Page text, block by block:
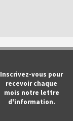
Inscrivez-vous pour
recevoir chaque
mois notre lettre
d'information.